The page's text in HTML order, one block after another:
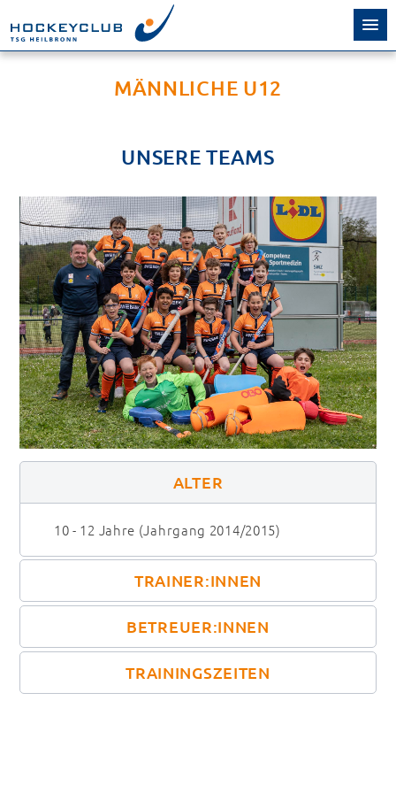
MÄNNLICHE U12
UNSERE TEAMS
ALTER
10 - 12 Jahre (Jahrgang 2014/2015)
TRAINER:INNEN
BETREUER:INNEN
TRAININGSZEITEN